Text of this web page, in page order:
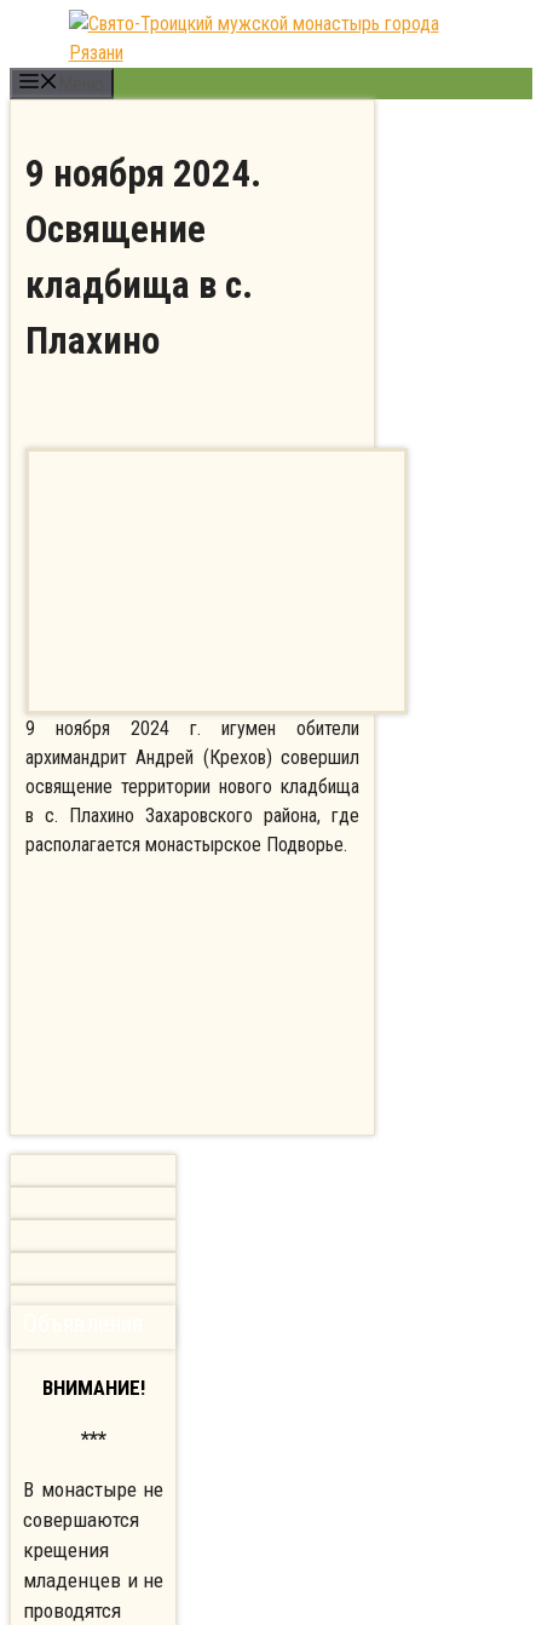
Перейти
содержимому
9 ноября 2024.
Освящение
кладбища в с.
Плахино
9 ноября 2024 г. игумен обители
архимандрит Андрей (Крехов) совершил
освящение территории нового кладбища
в с. Плахино Захаровского района, где
располагается монастырское Подворье.
ВНИМАНИЕ!
***
В монастыре не
совершаются
крещения
младенцев и не
проводятся